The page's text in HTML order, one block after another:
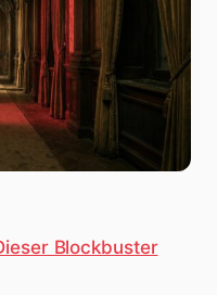
Blockbuster